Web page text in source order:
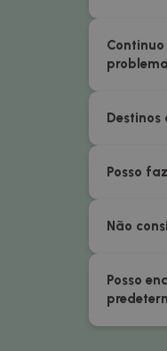
Destinos
Posso
Não
Posso